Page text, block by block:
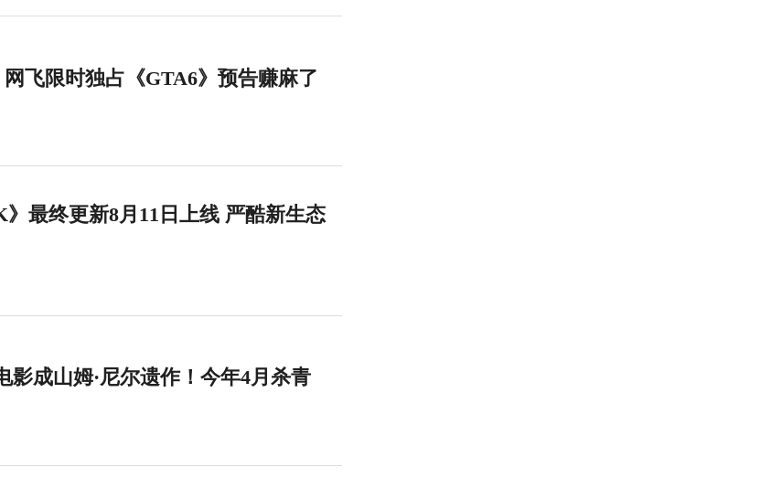
飞限时独占《GTA6》预告赚麻了
最终更新8月11日上线 严酷新生态
影成山姆·尼尔遗作！今年4月杀青